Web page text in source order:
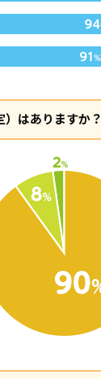
はありますか？